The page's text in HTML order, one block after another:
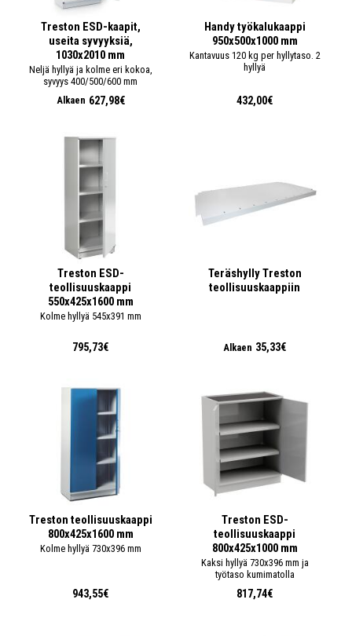
Treston ESD-kaapit,
useita syvyyksiä,
1030x2010 mm
Neljä hyllyä ja kolme eri kokoa,
syvyys 400/500/600 mm
Alkaen 627,98€
Handy työkalukaappi
950x500x1000 mm
Kantavuus 120 kg per hyllytaso. 2
hyllyä
432,00€
Treston ESD-
teollisuuskaappi
550x425x1600 mm
Kolme hyllyä 545x391 mm
795,73€
Teräshylly Treston
teollisuuskaappiin
Alkaen 35,33€
Treston teollisuuskaappi
800x425x1600 mm
Kolme hyllyä 730x396 mm
943,55€
Treston ESD-
teollisuuskaappi
800x425x1000 mm
Kaksi hyllyä 730x396 mm ja
työtaso kumimatolla
817,74€